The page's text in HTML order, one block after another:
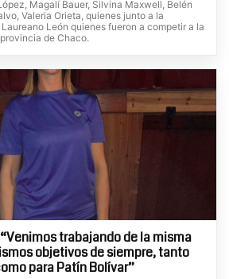
Magalí Bauer, Silvina Maxwell, Belén
Valeria Orieta, quienes junto a la
León quienes fueron a competir a la
de Chaco.
trabajando de la misma
objetivos de siempre, tanto
para Patín Bolívar”